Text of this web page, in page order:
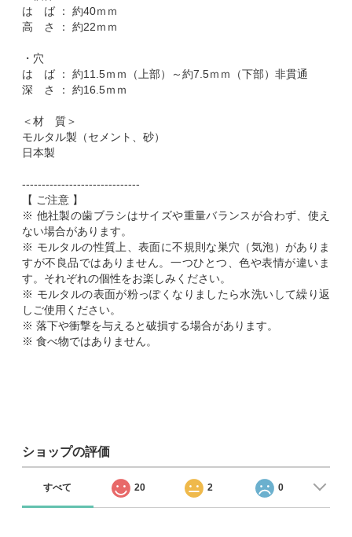
は ば ： 約40ｍｍ
高 さ ： 約22ｍｍ
・穴
は ば ： 約11.5ｍｍ（上部）～約7.5ｍｍ（下部）非貫通
深 さ ： 約16.5ｍｍ
＜材 質＞
モルタル製（セメント、砂）
日本製
------------------------------
【 ご注意 】
※ 他社製の歯ブラシはサイズや重量バランスが合わず、使え
ない場合があります。
※ モルタルの性質上、表面に不規則な巣穴（気泡）がありま
すが不良品ではありません。一つひとつ、色や表情が違いま
す。それぞれの個性をお楽しみください。
※ モルタルの表面が粉っぽくなりましたら水洗いして繰り返
しご使用ください。
※ 落下や衝撃を与えると破損する場合があります。
※ 食べ物ではありません。
ショップの評価
すべて 20 2 0